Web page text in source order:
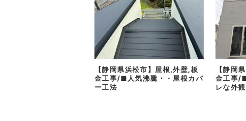
【静岡県浜松市】屋根,外壁,板
金工事/■人気沸騰・・屋根カバ
ー工法
【静岡
金工事/
レな外観